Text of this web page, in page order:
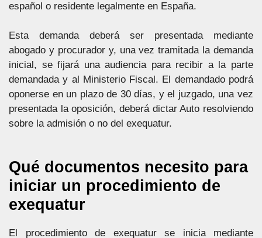
español o residente legalmente en España.
Esta demanda deberá ser presentada mediante
abogado y procurador y, una vez tramitada la demanda
inicial, se fijará una audiencia para recibir a la parte
demandada y al Ministerio Fiscal. El demandado podrá
oponerse en un plazo de 30 días, y el juzgado, una vez
presentada la oposición, deberá dictar Auto resolviendo
sobre la admisión o no del exequatur.
Qué documentos necesito para
iniciar un procedimiento de
exequatur
El procedimiento de exequatur se inicia mediante